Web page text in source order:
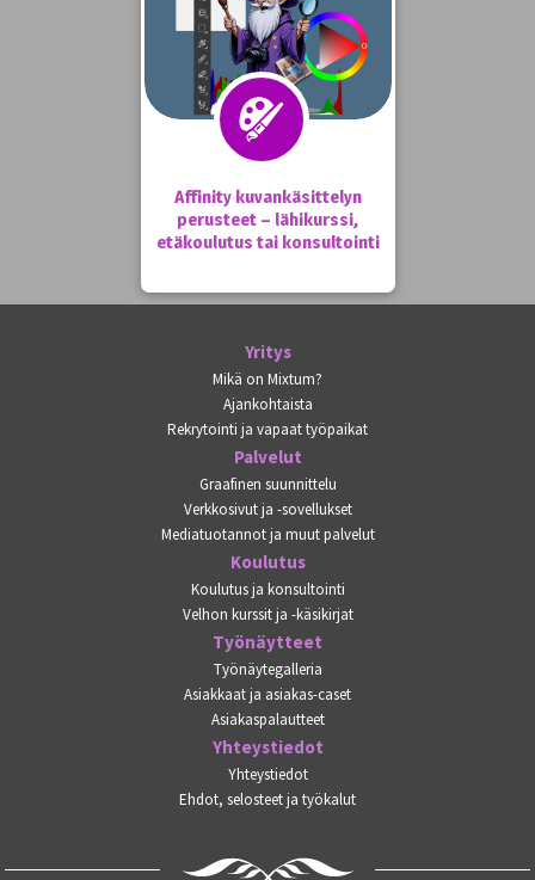
Affinity kuvankäsittelyn
perusteet – lähikurssi,
etäkoulutus tai konsultointi
Yritys
Mikä on Mixtum?
Ajankohtaista
Rekrytointi ja vapaat työpaikat
Palvelut
Graafinen suunnittelu
Verkkosivut ja -sovellukset
Mediatuotannot ja muut palvelut
Koulutus
Koulutus ja konsultointi
Velhon kurssit ja -käsikirjat
Työnäytteet
Työnäytegalleria
Asiakkaat ja asiakas-caset
Asiakaspalautteet
Yhteystiedot
Yhteystiedot
Ehdot, selosteet ja työkalut